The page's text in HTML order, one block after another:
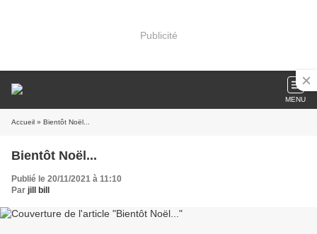
Publicité
MENU
Accueil » Bientôt Noël...
Bientôt Noël...
Publié le 20/11/2021 à 11:10
Par jill bill